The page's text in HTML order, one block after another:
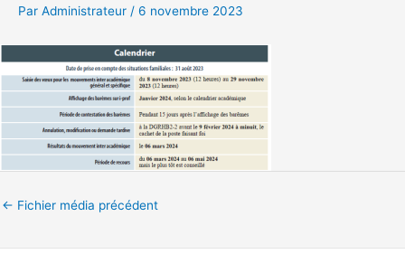
Par Administrateur / 6 novembre 2023
← Fichier média précédent